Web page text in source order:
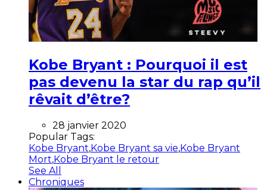
Kobe Bryant : Pourquoi il est
pas devenu la star du rap qu’il
rêvait d’être?
28 janvier 2020
Popular Tags:
Kobe Bryant,Kobe Bryant sa vie,Kobe Bryant
Mort,Kobe Bryant le retour
See All
Chroniques